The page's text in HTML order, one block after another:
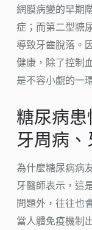
網膜病變的早期
症；而第二型糖
導致牙齒脫落。
健康，除了控制
是不容小覷的一
糖尿病
牙周病
為什麼糖尿病病
牙醫師表示，這
問題外，往往也
當人體免疫機制